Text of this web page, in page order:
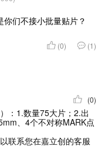
们不接小批量贴片？
(0) (1)
(0)
：1.数量75大片；2.出
、4个不对称MARK点
联系您在嘉立创的客服